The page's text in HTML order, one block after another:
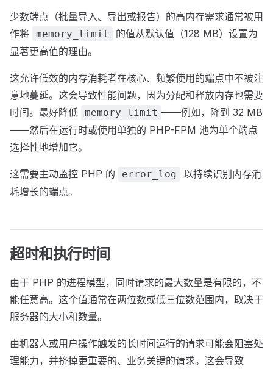
少数端点（批量导入、导出或报告）的高内存需求通常被用
作将 memory_limit
的值从默认值（128 MB）设置为
显著更高值的理由。
这允许低效的内存消耗者在核心、频繁使用的端点中不被注
意地蔓延。这会导致性能问题，因为分配和释放内存也需要
时间。最好降低 memory_limit ——例如，降到 32 MB
——然后在运行时或使用单独的 PHP-FPM 池为单个端点
选择性地增加它。
这需要主动监控 PHP 的 error_log
以持续识别内存消
耗增长的端点。
超时和执行时间
由于 PHP 的进程模型，同时请求的最大数量是有限的，不
能任意高。这个值通常在两位数或低三位数范围内，取决于
服务器的大小和数量。
由机器人或用户操作触发的长时间运行的请求可能会阻塞处
理能力，并挤掉更重要的、业务关键的请求。这会导致